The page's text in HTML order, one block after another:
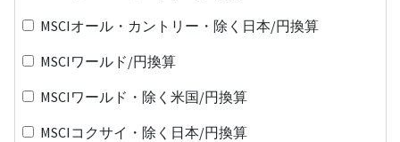
MSCIオール・カントリー・除く日本/円換算
MSCIワールド/円換算
MSCIワールド・除く米国/円換算
MSCIコクサイ・除く日本/円換算